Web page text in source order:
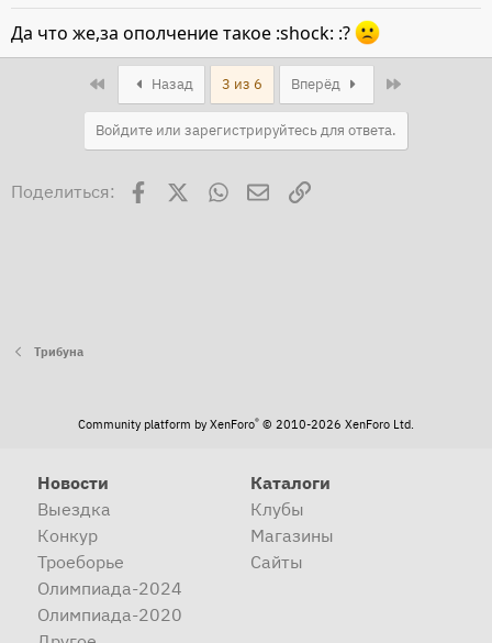
Да что же,за ополчение такое :shock: :?
Назад 3 из 6 Вперёд
Войдите или зарегистрируйтесь для ответа.
Поделиться: Facebook WhatsAppЭлектронная почта
Ссылка
Трибуна
Community platform by XenForo® © 2010-2026 XenForo Ltd.
Новости
Выездка
Конкур
Троеборье
Олимпиада-2024
Олимпиада-2020
Каталоги
Клубы
Магазины
Сайты